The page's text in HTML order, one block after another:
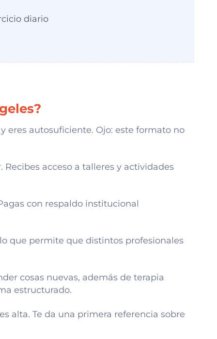
diario
eres autosuficiente. Ojo: este formato no
acceso a talleres y actividades
con respaldo institucional
que permite que distintos profesionales
cosas nuevas, además de terapia
estructurado.
alta. Te da una primera referencia sobre